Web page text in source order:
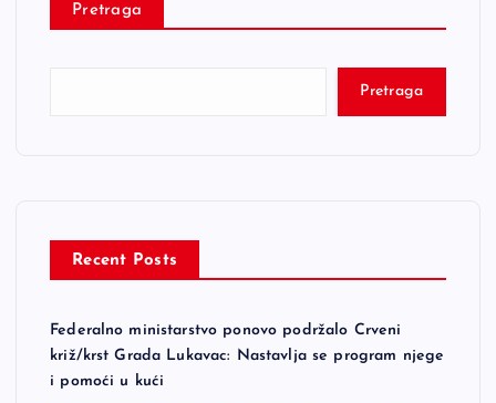
Pretraga
Pretraga
Recent Posts
Federalno ministarstvo ponovo podržalo Crveni
križ/krst Grada Lukavac: Nastavlja se program njege
i pomoći u kući